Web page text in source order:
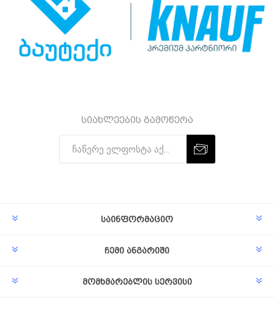
სიახლეების გამოწერა
საინფორმაციო
ჩემი ანგარიში
მომხმარებლის სერვისი